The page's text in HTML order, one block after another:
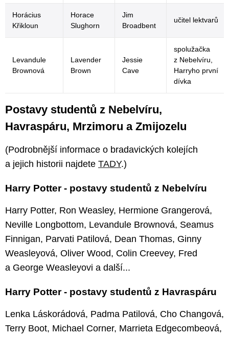
Horácius
Křikloun
Horace
Slughorn
Jim
Broadbent
učitel lektvarů
Levandule
Brownová
Lavender
Brown
Jessie
Cave
spolužačka
z Nebelvíru,
Harryho první
dívka
Postavy studentů z Nebelvíru,
Havraspáru, Mrzimoru a Zmijozelu
(Podrobnější informace o bradavických kolejích
a jejich historii najdete TADY.)
Harry Potter - postavy studentů z Nebelvíru
Harry Potter, Ron Weasley, Hermione Grangerová,
Neville Longbottom, Levandule Brownová, Seamus
Finnigan, Parvati Patilová, Dean Thomas, Ginny
Weasleyová, Oliver Wood, Colin Creevey, Fred
a George Weasleyovi a další...
Harry Potter - postavy studentů z Havraspáru
Lenka Láskorádová, Padma Patilová, Cho Changová,
Terry Boot, Michael Corner, Marrieta Edgecombeová,